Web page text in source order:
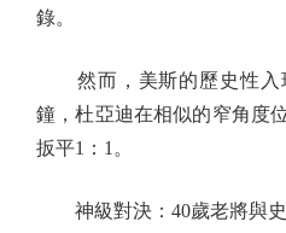
錄。
然而，美斯的歷史性入
鐘，杜亞迪在相似的窄角度
扳平1：1。
神級對決：40歲老將與史